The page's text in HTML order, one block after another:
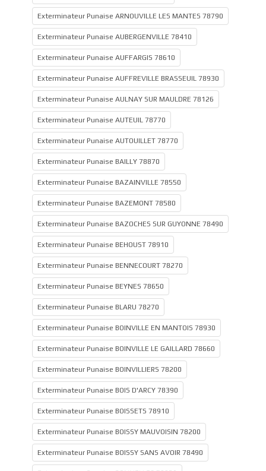
Exterminateur Punaise ARNOUVILLE LES MANTES 78790
Exterminateur Punaise AUBERGENVILLE 78410
Exterminateur Punaise AUFFARGIS 78610
Exterminateur Punaise AUFFREVILLE BRASSEUIL 78930
Exterminateur Punaise AULNAY SUR MAULDRE 78126
Exterminateur Punaise AUTEUIL 78770
Exterminateur Punaise AUTOUILLET 78770
Exterminateur Punaise BAILLY 78870
Exterminateur Punaise BAZAINVILLE 78550
Exterminateur Punaise BAZEMONT 78580
Exterminateur Punaise BAZOCHES SUR GUYONNE 78490
Exterminateur Punaise BEHOUST 78910
Exterminateur Punaise BENNECOURT 78270
Exterminateur Punaise BEYNES 78650
Exterminateur Punaise BLARU 78270
Exterminateur Punaise BOINVILLE EN MANTOIS 78930
Exterminateur Punaise BOINVILLE LE GAILLARD 78660
Exterminateur Punaise BOINVILLIERS 78200
Exterminateur Punaise BOIS D'ARCY 78390
Exterminateur Punaise BOISSETS 78910
Exterminateur Punaise BOISSY MAUVOISIN 78200
Exterminateur Punaise BOISSY SANS AVOIR 78490